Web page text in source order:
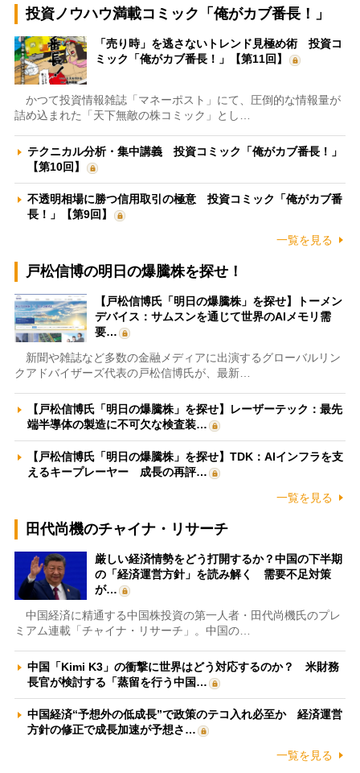
投資ノウハウ満載コミック「俺がカブ番長！」
「売り時」を逃さないトレンド見極め術 投資コ
ミック「俺がカブ番長！」【第11回】
かつて投資情報雑誌「マネーポスト」にて、圧倒的な情報量が
詰め込まれた「天下無敵の株コミック」とし…
テクニカル分析・集中講義 投資コミック「俺がカブ番長！」
【第10回】
不透明相場に勝つ信用取引の極意 投資コミック「俺がカブ番
長！」【第9回】
一覧を見る
戸松信博の明日の爆騰株を探せ！
【戸松信博氏「明日の爆騰株」を探せ】トーメン
デバイス：サムスンを通じて世界のAIメモリ需
要…
新聞や雑誌など多数の金融メディアに出演するグローバルリン
クアドバイザーズ代表の戸松信博氏が、最新…
【戸松信博氏「明日の爆騰株」を探せ】レーザーテック：最先
端半導体の製造に不可欠な検査装…
【戸松信博氏「明日の爆騰株」を探せ】TDK：AIインフラを支
えるキープレーヤー 成長の再評…
一覧を見る
田代尚機のチャイナ・リサーチ
厳しい経済情勢をどう打開するか？中国の下半期
の「経済運営方針」を読み解く 需要不足対策
が…
中国経済に精通する中国株投資の第一人者・田代尚機氏のプレ
ミアム連載「チャイナ・リサーチ」。中国の…
中国「Kimi K3」の衝撃に世界はどう対応するのか？ 米財務
長官が検討する「蒸留を行う中国…
中国経済“予想外の低成長”で政策のテコ入れ必至か 経済運営
方針の修正で成長加速が予想さ…
一覧を見る